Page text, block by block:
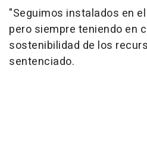
"Seguimos instalados en
pero siempre teniendo en
sostenibilidad de los
sentenciado.